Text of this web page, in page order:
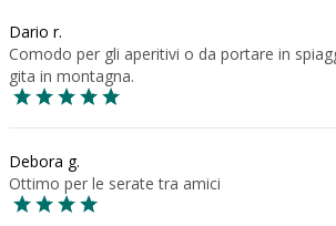
Dario r.
Comodo per gli aperitivi o da portare in
gita in montagna.
Debora g.
Ottimo per le serate tra amici